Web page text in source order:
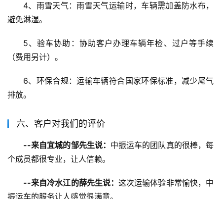
4、雨雪天气：雨雪天气运输时，车辆需加盖防水布，
避免淋湿。
5、验车协助：协助客户办理车辆年检、过户等手续
（费用另计）。
6、环保合规：运输车辆符合国家环保标准，减少尾气
排放。
六、客户对我们的评价
--来自宜城的邹先生说： 中振运车的团队真的很棒，每
个成员都很专业，让人信赖。
--来自冷水江的薛先生说：这次运输体验非常愉快，中
振运车的服务让人感觉很满意。